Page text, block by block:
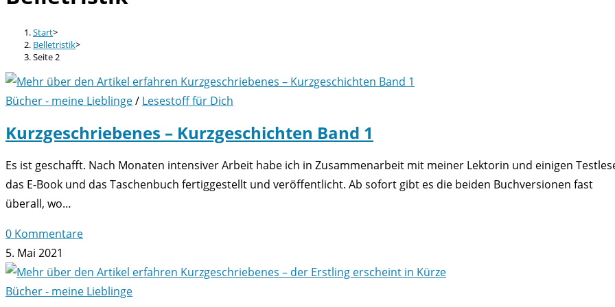
Start>
Belletristik>
Seite 2
Bücher - meine Lieblinge/ Lesestoff für Dich
Kurzgeschriebenes – Kurzgeschichten Band 1
Es ist geschafft. Nach Monaten intensiver Arbeit habe ich in Zusammenarbeit mit meiner Lektorin und einigen
das E-Book und das Taschenbuch fertiggestellt und veröffentlicht. Ab sofort gibt es die beiden Buchversionen fast
überall, wo…
0 Kommentare
5. Mai 2021
Bücher - meine Lieblinge